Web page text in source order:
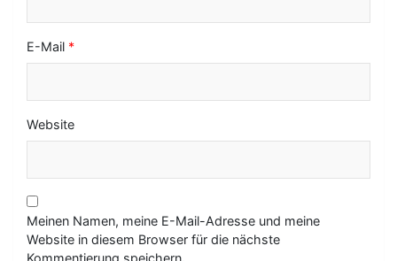
E-Mail *
Website
Meinen Namen, meine E-Mail-Adresse und meine
Website in diesem Browser für die nächste
Kommentierung speichern.